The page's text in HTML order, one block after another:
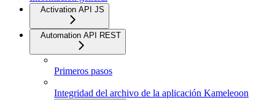
Activation API JS
Automation API REST
Primeros pasos
Integridad del archivo de la aplicación Kameleoon